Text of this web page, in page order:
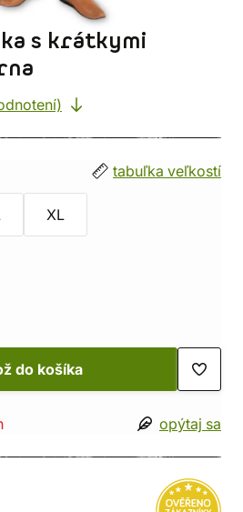
s krátkymi
tabuľka veľkostí
XL
do košíka
opýtaj sa